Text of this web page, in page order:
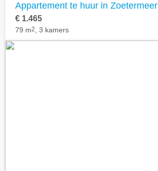
Appartement te huur in Zoetermeer
€ 1.465
79 m2 , 3 kamers